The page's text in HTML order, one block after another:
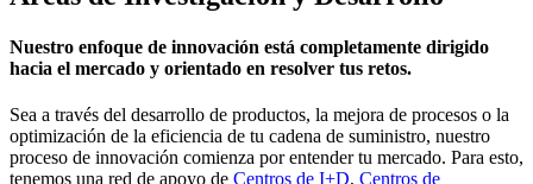
Nuestro enfoque de innovación está completamente dirigido
hacia el mercado y orientado en resolver tus retos.
Sea a través del desarrollo de productos, la mejora de procesos o la
optimización de la eficiencia de tu cadena de suministro, nuestro
proceso de innovación comienza por entender tu mercado. Para esto,
tenemos una red de apoyo de Centros de I+D, Centros de